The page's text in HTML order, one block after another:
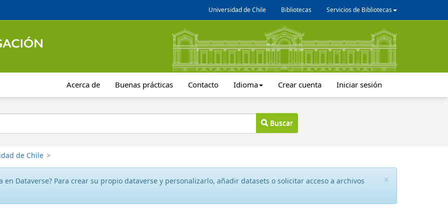
Universidad de Chile Bibliotecas Servicios de Bibliotecas
Acerca de Buenas prácticas Contacto Idioma Crear cuenta Iniciar sesión
Buscar
de Chile >
×
en Dataverse? Para crear su propio dataverse y personalizarlo, añadir datasets o solicitar acceso a archivos